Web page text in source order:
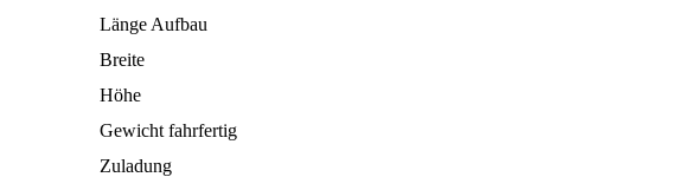
Länge Aufbau
Breite
Höhe
Gewicht fahrfertig
Zuladung